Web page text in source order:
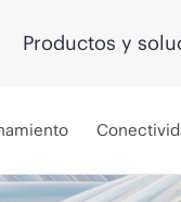
Productos y